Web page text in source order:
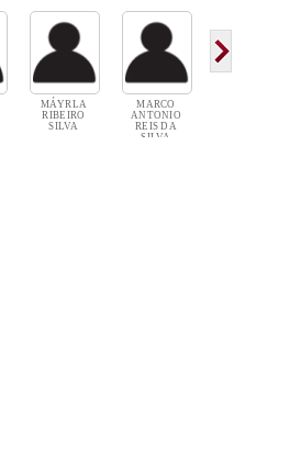
MÁYRLA
RIBEIRO
SILVA
MARCO
ANTONIO
REIS DA
SILVA